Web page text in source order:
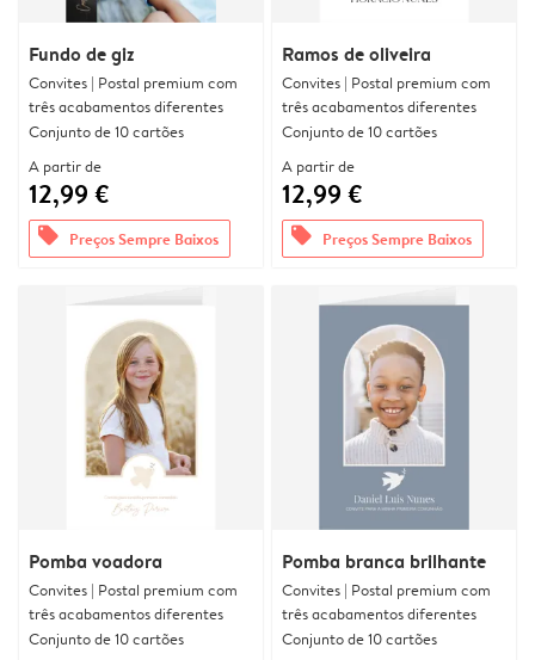
Fundo de giz
Convites | Postal premium com
três acabamentos diferentes
Conjunto de 10 cartões
A partir de
12,99 €
offers Preços Sempre Baixos
Ramos de oliveira
Convites | Postal premium com
três acabamentos diferentes
Conjunto de 10 cartões
A partir de
12,99 €
offers Preços Sempre Baixos
Pomba voadora
Convites | Postal premium com
três acabamentos diferentes
Conjunto de 10 cartões
Pomba branca brilhante
Convites | Postal premium com
três acabamentos diferentes
Conjunto de 10 cartões